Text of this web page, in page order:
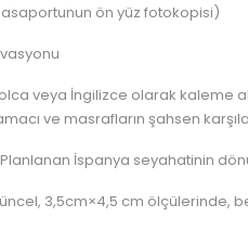
ön yüz fotokopisi)
veya İngilizce olarak kaleme
ve masrafların şahsen
İspanya seyahatinin
3,5cm×4,5 cm ölçülerinde,